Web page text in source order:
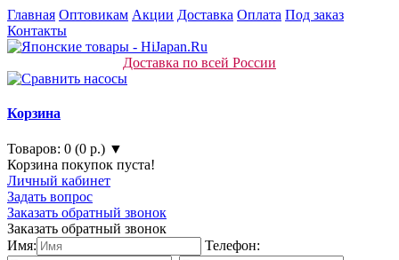
Главная Оптовикам Акции Доставка Оплата Под заказ
Контакты
Доставка по всей России
Корзина
Товаров: 0 (0 р.) ▼
Корзина покупок пуста!
Личный кабинет
Задать вопрос
Заказать обратный звонок
Заказать обратный звонок
Имя:
Телефон: